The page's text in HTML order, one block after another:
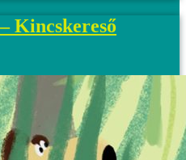
Kincskereső